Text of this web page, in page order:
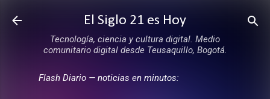
Ir al contenido principal
El Siglo 21 es Hoy
Tecnología, ciencia y cultura digital. Medio
comunitario digital desde Teusaquillo, Bogotá.
Flash Diario — noticias en minutos: